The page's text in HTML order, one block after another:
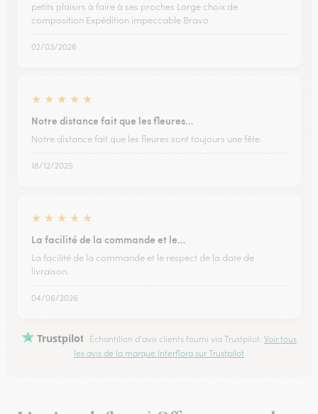
petits plaisirs à faire à ses proches Large choix de
composition Expédition impeccable Bravo
02/03/2026
★ ★ ★ ★ ★
Notre distance fait que les fleures…
Notre distance fait que les fleures sont toujours une fête.
18/12/2025
★ ★ ★ ★ ★
La facilité de la commande et le…
La facilité de la commande et le respect de la date de
livraison.
04/06/2026
Trustpilot Échantillon d'avis clients fourni via Trustpilot. Voir tous
les avis de la marque Interflora sur Trustpilot